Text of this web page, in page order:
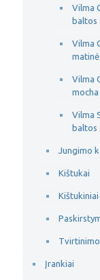
Vilma
baltos
Vilma
Vilma
mocha
Vilma
baltos
Jungimo
Kištukai
Įrankiai